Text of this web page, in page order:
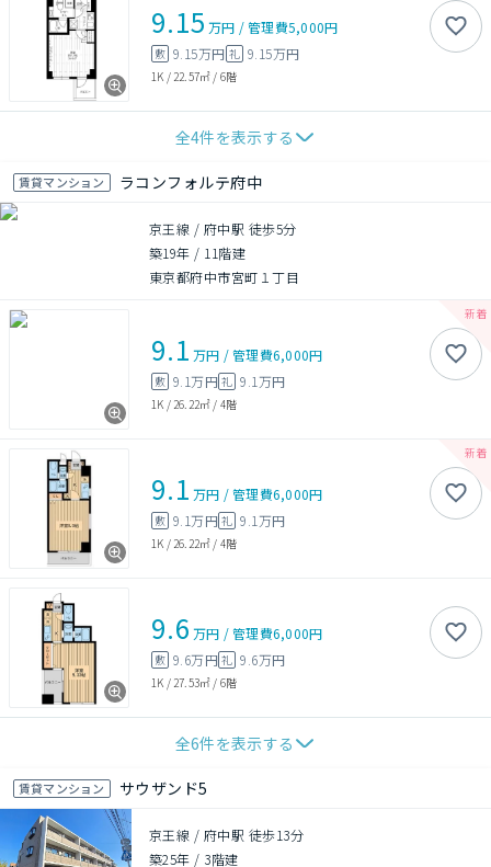
9.15 万円 /管理費5,000円
敷 9.15万円 礼 9.15万円
1K / 22.57㎡ / 6階
全4件を表示する
賃貸マンション ラコンフォルテ府中
京王線 / 府中駅 徒歩5分
築19年 / 11階建
東京都府中市宮町１丁目
9.1 万円 /管理費6,000円
敷 9.1万円礼 9.1万円
1K / 26.22㎡ / 4階
9.1 万円 /管理費6,000円
敷 9.1万円礼 9.1万円
1K / 26.22㎡ / 4階
9.6 万円 /管理費6,000円
敷 9.6万円礼 9.6万円
1K / 27.53㎡ / 6階
全6件を表示する
賃貸マンション サウザンド5
京王線 / 府中駅 徒歩13分
築25年 / 3階建